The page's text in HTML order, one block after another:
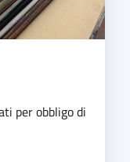
per obbligo di